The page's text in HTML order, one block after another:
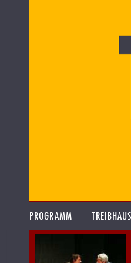
PROGRAMM